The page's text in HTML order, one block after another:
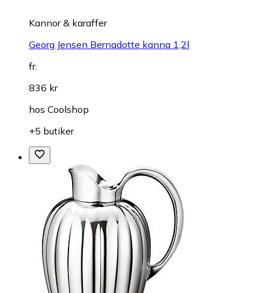
Kannor & karaffer
Georg Jensen Bernadotte kanna 1,2l
fr.
836 kr
hos Coolshop
+5 butiker